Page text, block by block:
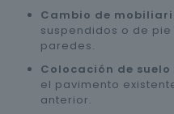
Cambio de
suspendidos o de
paredes.
Colocación de
el pavimento
anterior.